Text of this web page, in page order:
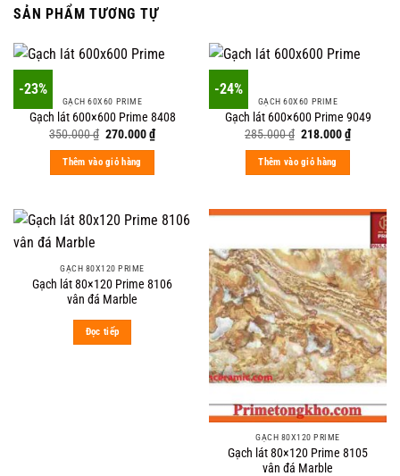
SẢN PHẨM TƯƠNG TỰ
-23%
GẠCH 60X60 PRIME
Gạch lát 600×600 Prime 8408
350.000₫ Original
was:
350.000 ₫.
270.000₫Current
price
Thêm vào giỏ hàng
-24%
GẠCH 60X60 PRIME
Gạch lát 600×600 Prime 9049
285.000₫ Original
was:
285.000 ₫.
218.000₫Current
price
Thêm vào giỏ hàng
GẠCH 80X120 PRIME
Gạch lát 80×120 Prime 8106
vân đá Marble
Đọc tiếp
GẠCH 80X120 PRIME
Gạch lát 80×120 Prime 8105
vân đá Marble